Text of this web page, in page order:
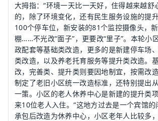
大拇指：“环境一天比一天好，住得越来越舒
的，除了环境变化，还有民生服务设施的提
100个停车位，新安装的81个监控摄像头，
棚……不光改“面子”，更要改“里子”。本轮小
政配套等基础类改造，更多的是新建停车场
类改造，以及养老托育服务等提升类改造。
改，完善类、提升类则要因地制宜，按需改
制定了老旧小区统一改造标准，还特别提出
一策。小区的老人休养中心是新建的提升类
来10位老人入住。“这地方过去是一个宾馆的
承包后改造为休养中心，小区老年人比较多